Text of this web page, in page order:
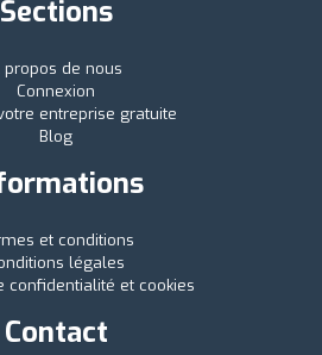
Sections
propos de nous
Connexion
entreprise gratuite
Blog
et conditions
légales
confidentialité et cookies
Contact